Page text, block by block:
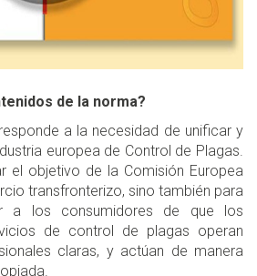
de la norma?
a la necesidad de unificar y
europea de Control de Plagas.
el objetivo de la Comisión Europea
transfronterizo, sino también para
a los consumidores de que los
de control de plagas operan
claras, y actúan de manera